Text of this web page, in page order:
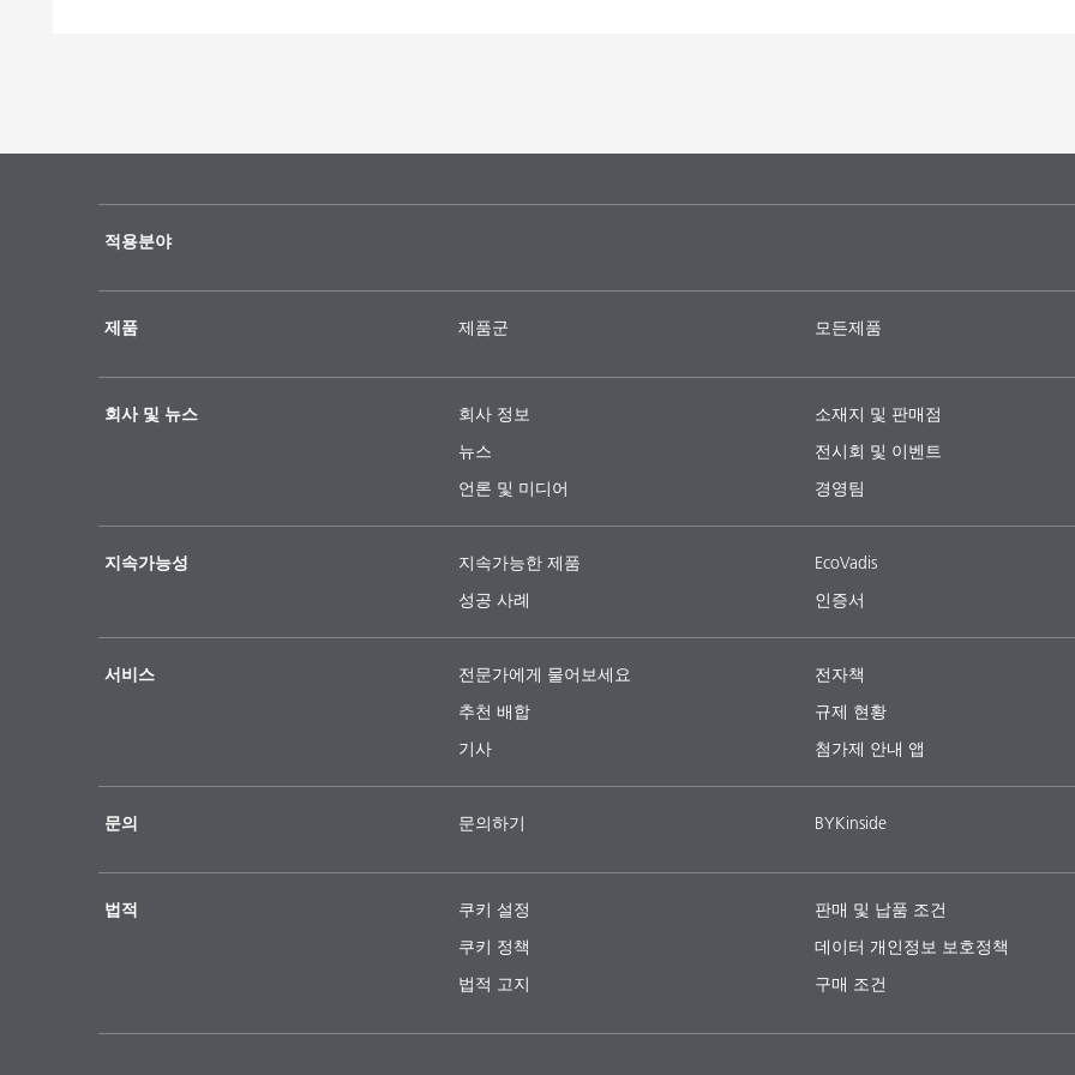
적용분야
제품 제품군 모든제품
회사 및 뉴스
회사 정보
뉴스
언론 및 미디어
소재지 및 판매점
전시회 및 이벤트
경영팀
지속가능성
지속가능한 제품
성공 사례
EcoVadis
인증서
서비스
전문가에게 물어보세요
추천 배합
기사
전자책
규제 현황
첨가제 안내 앱
문의 문의하기 BYKinside
법적
쿠키 설정
쿠키 정책
법적 고지
판매 및 납품 조건
데이터 개인정보 보호정책
구매 조건